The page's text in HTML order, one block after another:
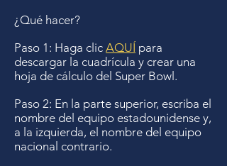
¿Qué hacer?
Paso 1: Haga clic AQUÍ para
descargar la cuadrícula y crear una
hoja de cálculo del Super Bowl.
Paso 2: En la parte superior, escriba el
nombre del equipo estadounidense y,
a la izquierda, el nombre del equipo
nacional contrario.